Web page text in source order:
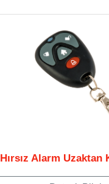
Hırsız Alarm Uzaktan